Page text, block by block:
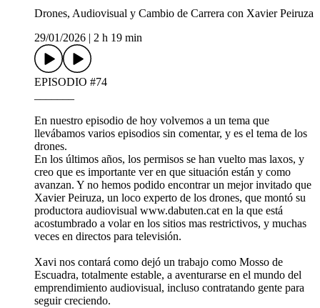
Drones, Audiovisual y Cambio de Carrera con Xavier Peiruza
29/01/2026
2 h 19 min
EPISODIO #74
En nuestro episodio de hoy volvemos a un tema que
llevábamos varios episodios sin comentar, y es el tema de los
drones.
En los últimos años, los permisos se han vuelto mas laxos, y
creo que es importante ver en que situación están y como
avanzan. Y no hemos podido encontrar un mejor invitado que
Xavier Peiruza, un loco experto de los drones, que montó su
productora audiovisual www.dabuten.cat en la que está
acostumbrado a volar en los sitios mas restrictivos, y muchas
veces en directos para televisión.
Xavi nos contará como dejó un trabajo como Mosso de
Escuadra, totalmente estable, a aventurarse en el mundo del
emprendimiento audiovisual, incluso contratando gente para
seguir creciendo.